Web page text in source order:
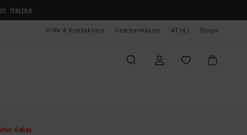
Herren
Hilfe & Kontaktiere Geschenkkarte AT (€) Shops
Rabat